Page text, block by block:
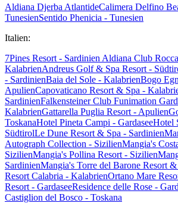
Aldiana Djerba AtlantideCalimera Delfino
TunesienSentido Phenicia - Tunesien
Italien:
7Pines Resort - Sardinien Aldiana Club
KalabrienAndreus Golf & Spa Resort -
- SardinienBaia del Sole - KalabrienBogo
ApulienCapovaticano Resort & Spa -
SardinienFalkensteiner Club Funimation
KalabrienGattarella Puglia Resort - Apulien
ToskanaHotel Pineta Campi - GardaseeHotel
SüdtirolLe Dune Resort & Spa - Sardinien
Autograph Collection - SizilienMangia's
SizilienMangia's Pollina Resort - Sizilien
SardinienMangia's Torre del Barone Resort
Resort Calabria - KalabrienOrtano Mare
Resort - GardaseeResidence delle Rose -
Castiglion del Bosco - Toskana